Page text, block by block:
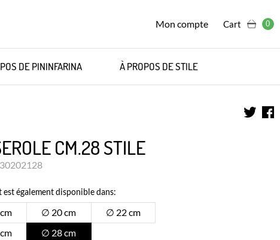
Mon compte 0
Cart
DE PININFARINA À PROPOS DE STILE
CM.28 STILE
également disponible dans:
∅ 20 cm
∅ 22 cm
∅ 28 cm